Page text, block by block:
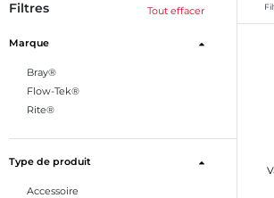
Filtres Tout effacer
Marque
Bray®
Flow-Tek®
Rite®
Type de produit
Accessoire